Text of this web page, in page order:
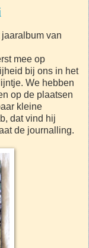
van
mee op
bij ons in het
We hebben
op de plaatsen
kleine
dat vind hij
de journalling.